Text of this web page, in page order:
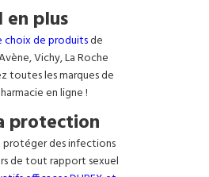
plus
choix de produitsde
Vichy, La Roche
toutes les marques de
en ligne !
protection
protéger des infections
de tout rapport sexuel